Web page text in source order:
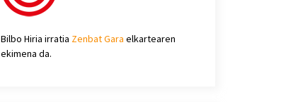
Bilbo Hiria irratia Zenbat Gara elkartearen
ekimena da.